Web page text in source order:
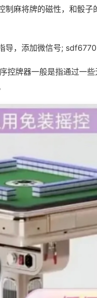
制麻将牌的磁性，和骰子
，添加微信号; sdf6770
控牌器一般是指通过一